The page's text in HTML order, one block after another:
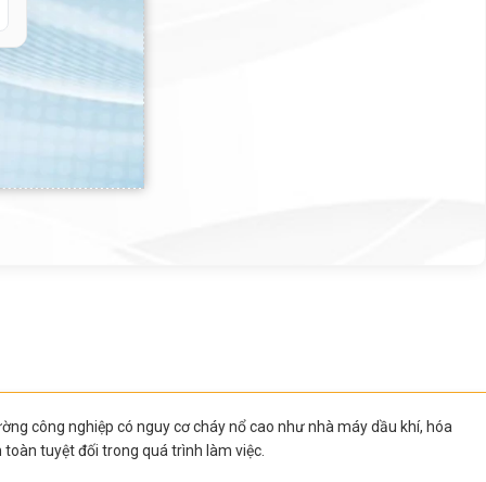
công nghiệp có nguy cơ cháy nổ cao như nhà máy dầu khí, hóa
toàn tuyệt đối trong quá trình làm việc.